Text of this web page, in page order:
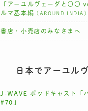
『アーユルヴェーダと〇〇
ルマ基本編
（AROUND INDIA）
書店・小売店のみなさまへ
日本でアーユル
J-WAVE ポッドキャスト「
#70」